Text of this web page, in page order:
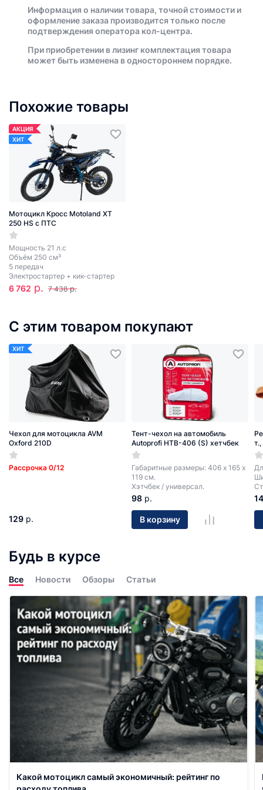
Информация о наличии товара, точной стоимости и
оформление заказа производится только после
подтверждения оператора кол-центра.
При приобретении в лизинг комплектация товара
может быть изменена в одностороннем порядке.
Похожие товары
АКЦИЯ
ХИТ
Мотоцикл Кросс Motoland XT
250 HS с ПТС
Мощность 21 л.с
Объём 250 см³
5 передач
Электростартер + кик-стартер
6 762 р. 7 438 р.
С этим товаром покупают
ХИТ
Чехол для мотоцикла AVM
Oxford 210D
Рассрочка 0/12
129 р.
Тент-чехол на автомобиль
Autoprofi HTB-406 (S) хетчбек
Габаритные размеры: 406 х 165 х
119 см.
Хэтчбек / универсал.
98 р.
В корзину
14
Будь в курсе
Все Новости Обзоры Статьи
Какой мотоцикл самый экономичный: рейтинг по